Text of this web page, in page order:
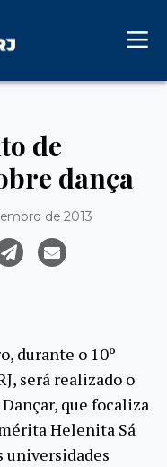
de
dança
de 2013
durante o 10º
será realizado o
que focaliza
Helenita Sá
universidades